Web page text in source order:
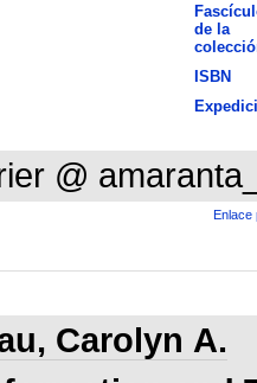
de la
ISBN
@
Enlace
Carolyn A.